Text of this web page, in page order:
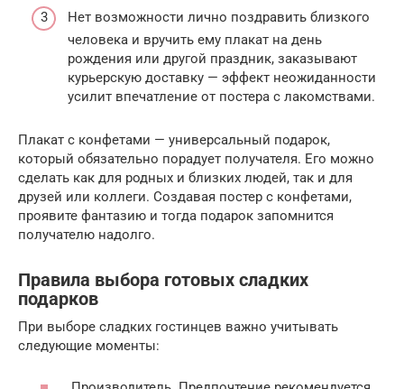
Нет возможности лично поздравить близкого
человека и вручить ему плакат на день
рождения или другой праздник, заказывают
курьерскую доставку — эффект неожиданности
усилит впечатление от постера с лакомствами.
Плакат с конфетами — универсальный подарок,
который обязательно порадует получателя. Его можно
сделать как для родных и близких людей, так и для
друзей или коллеги. Создавая постер с конфетами,
проявите фантазию и тогда подарок запомнится
получателю надолго.
Правила выбора готовых сладких
подарков
При выборе сладких гостинцев важно учитывать
следующие моменты: